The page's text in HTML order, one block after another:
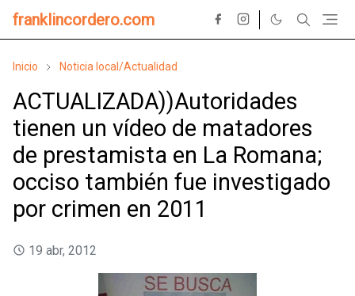
franklincordero.com
Inicio Noticia local/Actualidad
ACTUALIZADA))Autoridades
tienen un vídeo de matadores
de prestamista en La Romana;
occiso también fue investigado
por crimen en 2011
19 abr, 2012